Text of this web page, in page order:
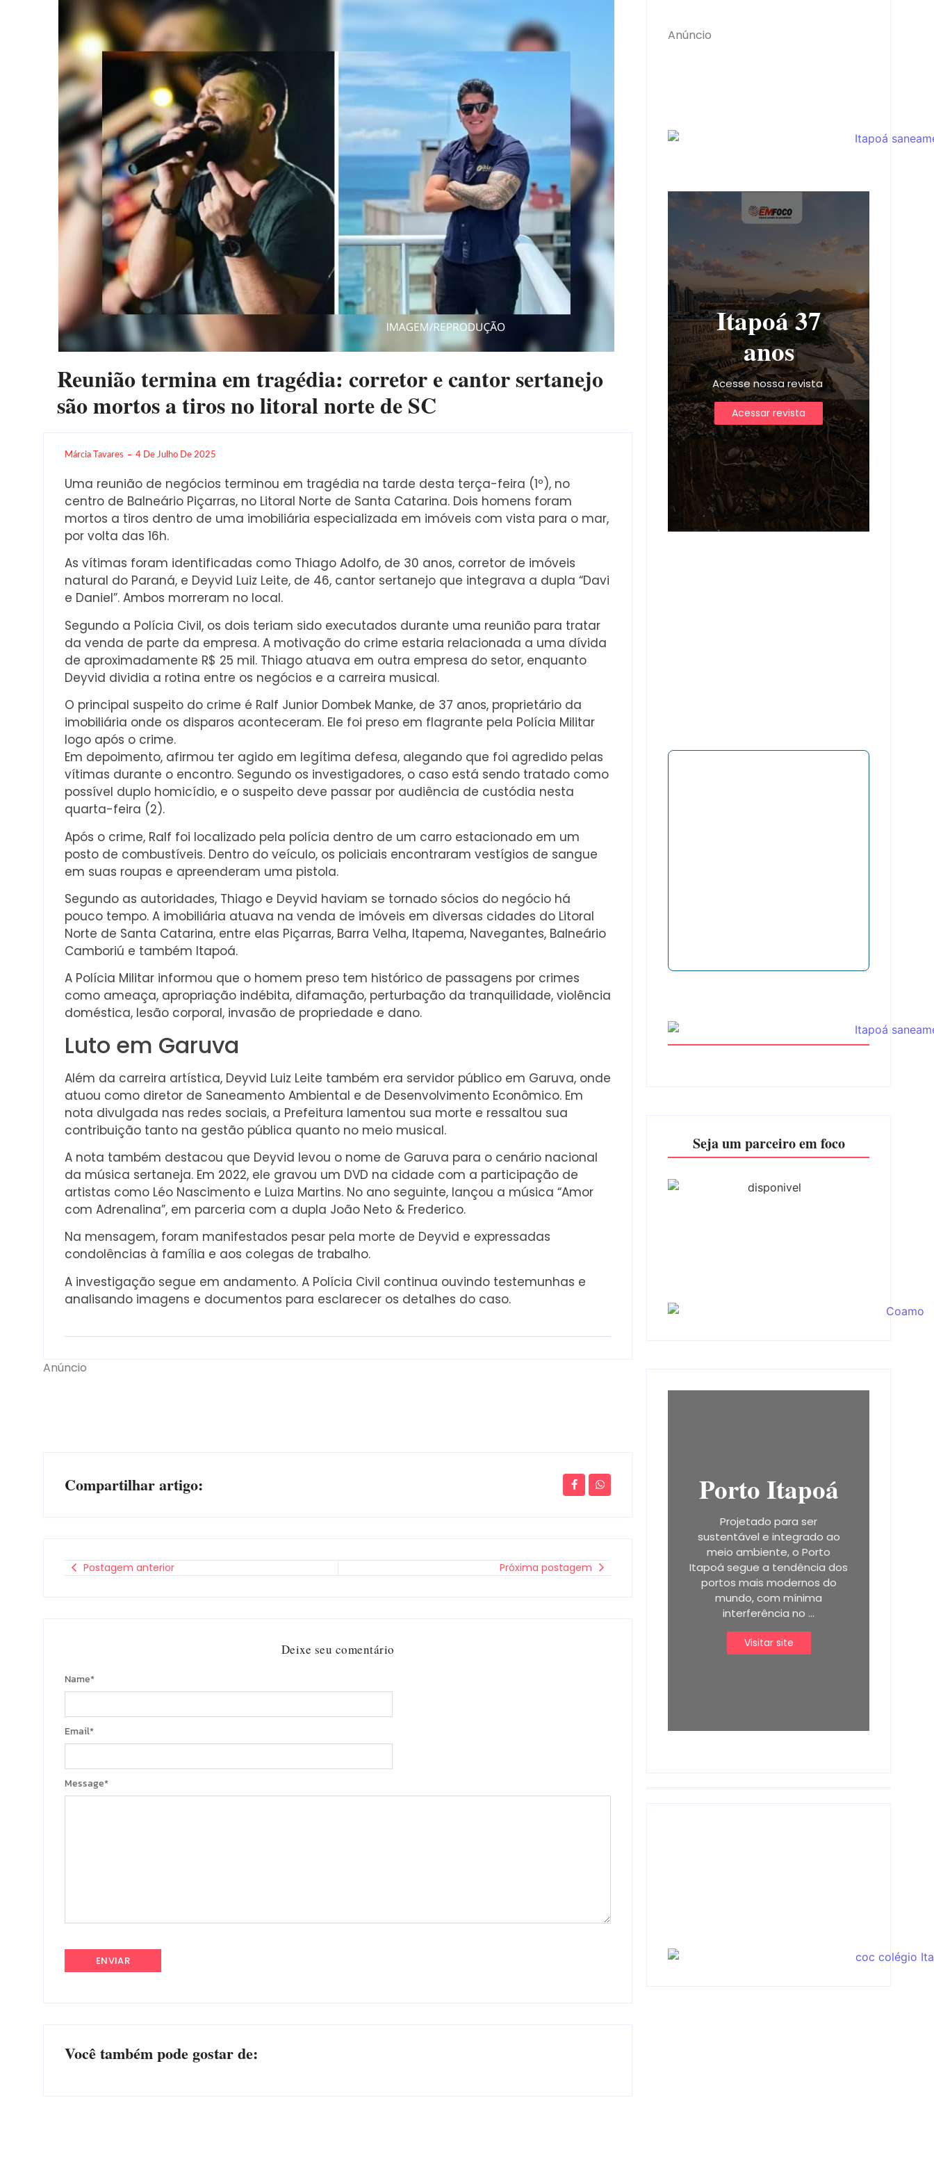
Reunião termina em tragédia: corretor e cantor sertanejo
são mortos a tiros no litoral norte de SC
Márcia Tavares 4 De Julho De 2025
Uma reunião de negócios terminou em tragédia na tarde desta terça-feira (1º), no
centro de Balneário Piçarras, no Litoral Norte de Santa Catarina. Dois homens foram
mortos a tiros dentro de uma imobiliária especializada em imóveis com vista para o mar,
por volta das 16h.
As vítimas foram identificadas como Thiago Adolfo, de 30 anos, corretor de imóveis
natural do Paraná, e Deyvid Luiz Leite, de 46, cantor sertanejo que integrava a dupla “Davi
e Daniel”. Ambos morreram no local.
Segundo a Polícia Civil, os dois teriam sido executados durante uma reunião para tratar
da venda de parte da empresa. A motivação do crime estaria relacionada a uma dívida
de aproximadamente R$ 25 mil. Thiago atuava em outra empresa do setor, enquanto
Deyvid dividia a rotina entre os negócios e a carreira musical.
O principal suspeito do crime é Ralf Junior Dombek Manke, de 37 anos, proprietário da
imobiliária onde os disparos aconteceram. Ele foi preso em flagrante pela Polícia Militar
logo após o crime.
Em depoimento, afirmou ter agido em legítima defesa, alegando que foi agredido pelas
vítimas durante o encontro. Segundo os investigadores, o caso está sendo tratado como
possível duplo homicídio, e o suspeito deve passar por audiência de custódia nesta
quarta-feira (2).
Após o crime, Ralf foi localizado pela polícia dentro de um carro estacionado em um
posto de combustíveis. Dentro do veículo, os policiais encontraram vestígios de sangue
em suas roupas e apreenderam uma pistola.
Segundo as autoridades, Thiago e Deyvid haviam se tornado sócios do negócio há
pouco tempo. A imobiliária atuava na venda de imóveis em diversas cidades do Litoral
Norte de Santa Catarina, entre elas Piçarras, Barra Velha, Itapema, Navegantes, Balneário
Camboriú e também Itapoá.
A Polícia Militar informou que o homem preso tem histórico de passagens por crimes
como ameaça, apropriação indébita, difamação, perturbação da tranquilidade, violência
doméstica, lesão corporal, invasão de propriedade e dano.
Luto em Garuva
Além da carreira artística, Deyvid Luiz Leite também era servidor público em Garuva, onde
atuou como diretor de Saneamento Ambiental e de Desenvolvimento Econômico. Em
nota divulgada nas redes sociais, a Prefeitura lamentou sua morte e ressaltou sua
contribuição tanto na gestão pública quanto no meio musical.
A nota também destacou que Deyvid levou o nome de Garuva para o cenário nacional
da música sertaneja. Em 2022, ele gravou um DVD na cidade com a participação de
artistas como Léo Nascimento e Luiza Martins. No ano seguinte, lançou a música “Amor
com Adrenalina”, em parceria com a dupla João Neto & Frederico.
Na mensagem, foram manifestados pesar pela morte de Deyvid e expressadas
condolências à família e aos colegas de trabalho.
A investigação segue em andamento. A Polícia Civil continua ouvindo testemunhas e
analisando imagens e documentos para esclarecer os detalhes do caso.
Anúncio
Compartilhar artigo:
Postagem anterior Próxima postagem
Deixe seu comentário
Message*
Name*
Email*
Você também pode gostar de:
Anúncio
Itapoá 37
anos
Acesse nossa revista
Acessar revista
Seja um parceiro em foco
Porto Itapoá
Projetado para ser
sustentável e integrado ao
meio ambiente, o Porto
Itapoá segue a tendência dos
portos mais modernos do
mundo, com mínima
interferência no ...
Visitar site